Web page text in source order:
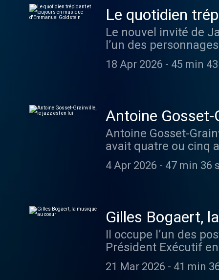
réside. Mais de son
Celui qu’il écoutait
. Il est au fan de
Olivia Dean .
d'informations.
Le quotidien
Le nouvel invité de
l’un des
Emmanuel Goldstein
premier contact avec
sa vie et lorsqu’il
qu’il adore que ses
aussi bien Nina
Hébergé par Ausha.
d'informations.
18 Apr 2026 - 45 min
Antoine Gosset-
Antoine Gosset-
avait quatre ou cinq
les Aristochats . La
a Cat restera à
avocat , co-
musique. Django
Marsalis , ou le
qui peuplent sa
ausha.co/politique-
4 Apr 2026 - 47 min 36
Gilles Bogaert,
Il occupe l’un des
Président Exécutif
remplie, il voyage
découvert à la fin de
21 Mar 2026 - 41 min